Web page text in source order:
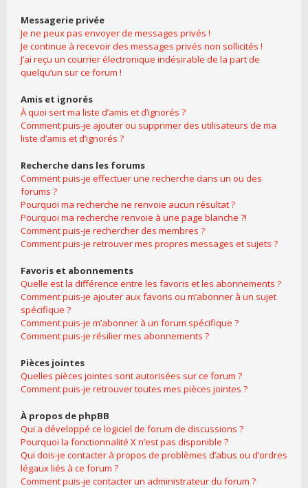
Messagerie privée
Je ne peux pas envoyer de messages privés !
Je continue à recevoir des messages privés non sollicités !
J’ai reçu un courrier électronique indésirable de la part de
quelqu’un sur ce forum !
Amis et ignorés
À quoi sert ma liste d’amis et d’ignorés ?
Comment puis-je ajouter ou supprimer des utilisateurs de ma
liste d’amis et d’ignorés ?
Recherche dans les forums
Comment puis-je effectuer une recherche dans un ou des
forums ?
Pourquoi ma recherche ne renvoie aucun résultat ?
Pourquoi ma recherche renvoie à une page blanche ?!
Comment puis-je rechercher des membres ?
Comment puis-je retrouver mes propres messages et sujets ?
Favoris et abonnements
Quelle est la différence entre les favoris et les abonnements ?
Comment puis-je ajouter aux favoris ou m’abonner à un sujet
spécifique ?
Comment puis-je m’abonner à un forum spécifique ?
Comment puis-je résilier mes abonnements ?
Pièces jointes
Quelles pièces jointes sont autorisées sur ce forum ?
Comment puis-je retrouver toutes mes pièces jointes ?
À propos de phpBB
Qui a développé ce logiciel de forum de discussions ?
Pourquoi la fonctionnalité X n’est pas disponible ?
Qui dois-je contacter à propos de problèmes d’abus ou d’ordres
légaux liés à ce forum ?
Comment puis-je contacter un administrateur du forum ?